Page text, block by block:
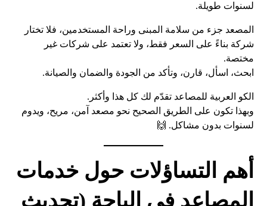
لسنوات طويلة.
المصعد جزء من سلامة المبنى وراحة المستخدمين، فلا تختار
شركة بناءً على السعر فقط، ولا تعتمد على شركات غير
مختصة.
ابحث، اسأل، قارن، وتأكد من الجودة والضمان والصيانة.
الكو العربية للمصاعد تقدّم لك كل هذا وأكثر.
وبهذا تكون على الطريق الصحيح نحو مصعد آمن، مريح، ويدوم
لسنوات بدون مشاكل. 🙌
أهم التساؤلات حول خدمات
المصاعد في الباحة (تحديث